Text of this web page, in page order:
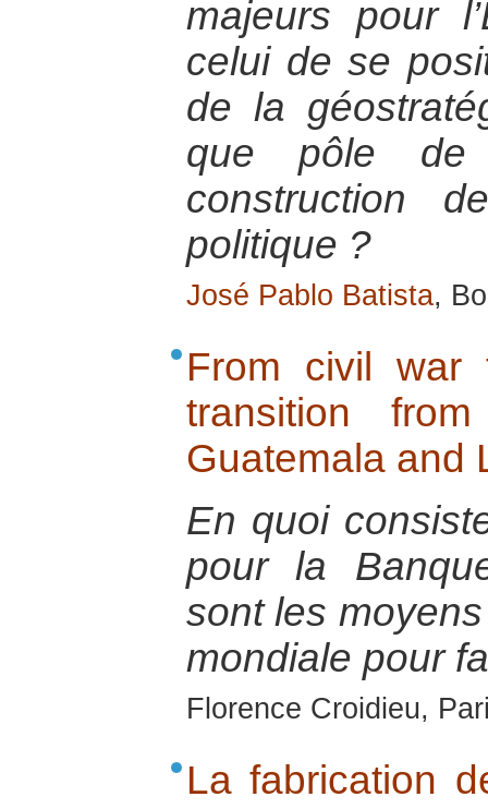
majeurs pour
celui de se
de la
que pôle de
construction
politique ?
José Pablo Batista,
From civil
transition
Guatemala and
En quoi
pour la
sont les
mondiale pour
Florence Croidieu,
La fabrication